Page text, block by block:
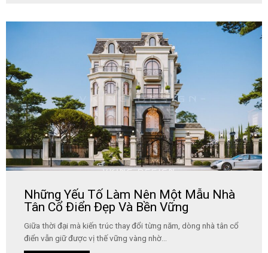
Những Yếu Tố Làm Nên Một Mẫu Nhà
Tân Cổ Điển Đẹp Và Bền Vững
Giữa thời đại mà kiến trúc thay đổi từng năm, dòng nhà tân cổ
điển vẫn giữ được vị thế vững vàng nhờ...